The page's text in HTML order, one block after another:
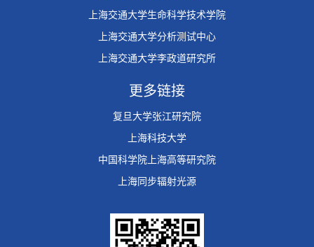
上海交通大学生命科学技术学院
上海交通大学分析测试中心
上海交通大学李政道研究所
更多链接
复旦大学张江研究院
上海科技大学
中国科学院上海高等研究院
上海同步辐射光源